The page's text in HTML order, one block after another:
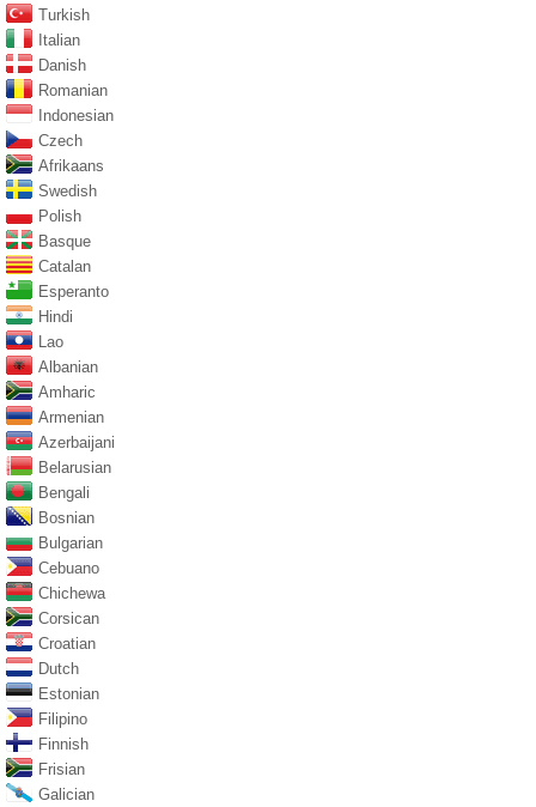
Turkish
Italian
Danish
Romanian
Indonesian
Czech
Afrikaans
Swedish
Polish
Basque
Catalan
Esperanto
Hindi
Lao
Albanian
Amharic
Armenian
Azerbaijani
Belarusian
Bengali
Bosnian
Bulgarian
Cebuano
Chichewa
Corsican
Croatian
Dutch
Estonian
Filipino
Finnish
Frisian
Galician